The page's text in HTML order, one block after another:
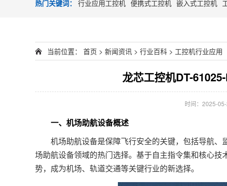
热门关键词： 行业应用工控机 便携式工控机 嵌入式工控机
当前位置： 首页 > 新闻资讯 > 行业百科 > 工控机行业应用
龙芯工控机DT-
时间：2025-
一、机场助航设备概述
机场助航设备是保障飞行安全的关键，包括导航、
场助航设备领域的热门选择。基于自主指令集和核心
势，成为机场、轨道交通等关键行业的新选择。